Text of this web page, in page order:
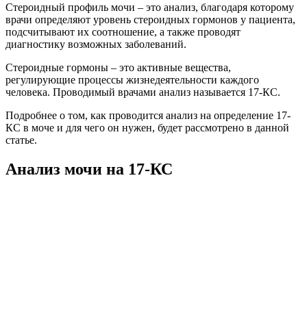
Стероидный профиль мочи – это анализ, благодаря которому
врачи определяют уровень стероидных гормонов у пациента,
подсчитывают их соотношение, а также проводят
диагностику возможных заболеваний.
Стероидные гормоны – это активные вещества,
регулирующие процессы жизнедеятельности каждого
человека. Проводимый врачами анализ называется 17-КС.
Подробнее о том, как проводится анализ на определение 17-
КС в моче и для чего он нужен, будет рассмотрено в данной
статье.
Анализ мочи на 17-КС